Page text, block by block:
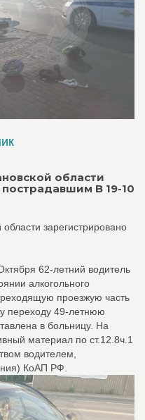
области
В 19-10
зарегистрировано
62-летний водитель
алкогольного
проезжую часть
переходу 49-летнюю
в больницу. На
материал по ст.12.8ч.1
водителем,
КоАП РФ.